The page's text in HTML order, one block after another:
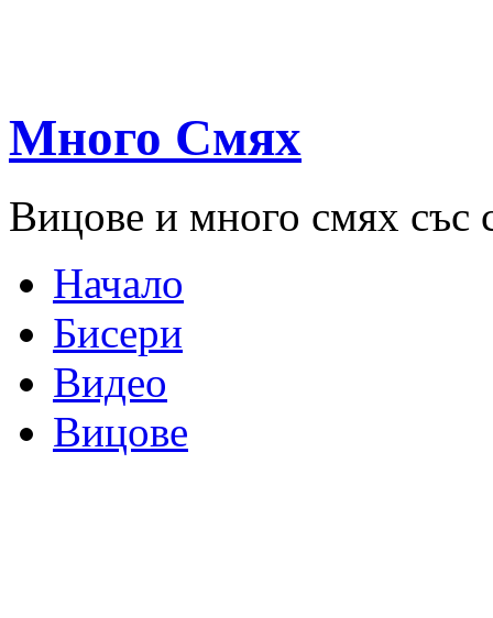
Много Смях
Вицове и много смях със
Начало
Бисери
Видео
Вицове